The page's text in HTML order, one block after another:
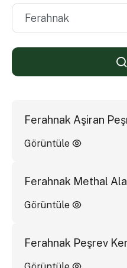
Ferahnak Aşiran
Görüntüle
Ferahnak Methal
Görüntüle
Ferahnak Peşrev